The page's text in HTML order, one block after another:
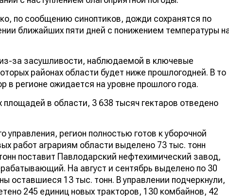
по сообщению синоптиков, дожди сохранятся по
ближайших пяти дней с понижением температуры
за засушливости, наблюдаемой в ключевые
районах области будет ниже прошлогодней. В то
в регионе ожидается на уровне прошлого года.
в области, 3 638 тысяч гектаров отведено
регион полностью готов к уборочной
работ аграриям области выделено 73 тыс. тонн
поставит Павлодарский нефтехимический завод,
На август и сентябрь выделено по 30
оставшиеся 13 тыс. тонн. В управлении подчеркнули,
245 единиц новых тракторов, 130 комбайнов, 42